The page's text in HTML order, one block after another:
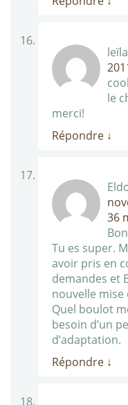
leïla
le
merci!
Répondre ↓
36
Tu es super.
avoir pris en
demandes et
nouvelle mise
Quel boulot
besoin d’un
d’adaptation.
Répondre ↓